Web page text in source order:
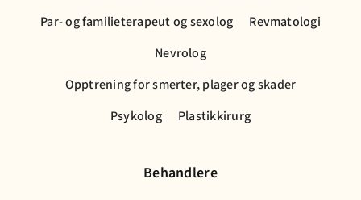
Par- og familieterapeut og sexolog
Revmatologi
Nevrolog
Opptrening for smerter, plager og skader
Psykolog
Plastikkirurg
Behandlere